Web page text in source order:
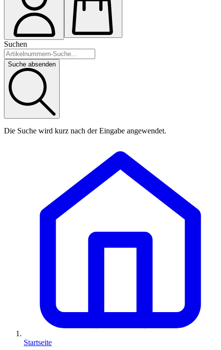
Suchen
Suche absenden
Die Suche wird kurz nach der Eingabe angewendet.
Startseite